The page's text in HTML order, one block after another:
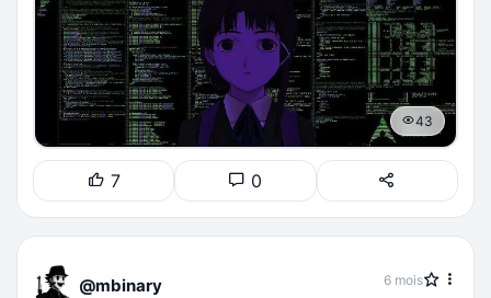
43
7 0
@mbinary 6 mois